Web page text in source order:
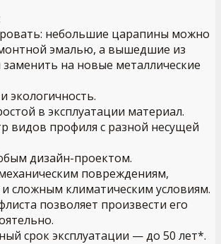
небольшие царапины можно
эмалью, а вышедшие из
заменить на новые металлические
экологичность.
в эксплуатации материал.
видов профиля с разной несущей
дизайн-проектом.
повреждениям,
сложным климатическим условиям.
позволяет произвести его
срок эксплуатации — до 50 лет*.